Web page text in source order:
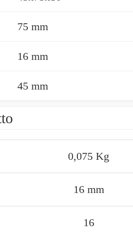
75 mm
16 mm
45 mm
0,075 Kg
16 mm
16